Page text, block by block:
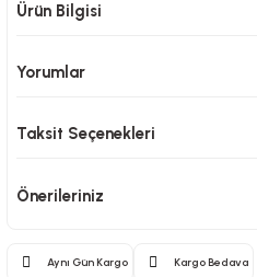
Ürün Bilgisi
Yorumlar
Taksit Seçenekleri
Önerileriniz
Aynı Gün Kargo Kargo Bedava